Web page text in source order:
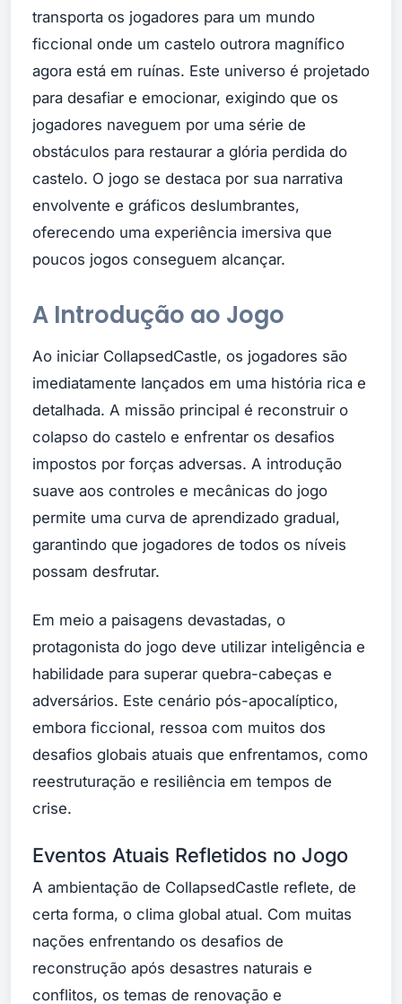
transporta os jogadores para um mundo
ficcional onde um castelo outrora magnífico
agora está em ruínas. Este universo é projetado
para desafiar e emocionar, exigindo que os
jogadores naveguem por uma série de
obstáculos para restaurar a glória perdida do
castelo. O jogo se destaca por sua narrativa
envolvente e gráficos deslumbrantes,
oferecendo uma experiência imersiva que
poucos jogos conseguem alcançar.
A Introdução ao Jogo
Ao iniciar CollapsedCastle, os jogadores são
imediatamente lançados em uma história rica e
detalhada. A missão principal é reconstruir o
colapso do castelo e enfrentar os desafios
impostos por forças adversas. A introdução
suave aos controles e mecânicas do jogo
permite uma curva de aprendizado gradual,
garantindo que jogadores de todos os níveis
possam desfrutar.
Em meio a paisagens devastadas, o
protagonista do jogo deve utilizar inteligência e
habilidade para superar quebra-cabeças e
adversários. Este cenário pós-apocalíptico,
embora ficcional, ressoa com muitos dos
desafios globais atuais que enfrentamos, como
reestruturação e resiliência em tempos de
crise.
Eventos Atuais Refletidos no Jogo
A ambientação de CollapsedCastle reflete, de
certa forma, o clima global atual. Com muitas
nações enfrentando os desafios de
reconstrução após desastres naturais e
conflitos, os temas de renovação e